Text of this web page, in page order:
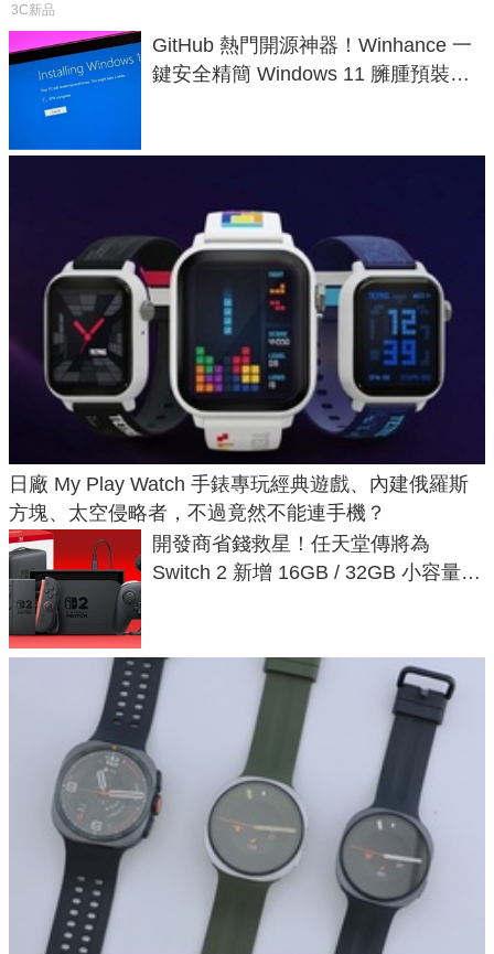
3C新品
GitHub 熱門開源神器！Winhance 一
鍵安全精簡 Windows 11 臃腫預裝軟
日廠 My Play Watch 手錶專玩經典遊戲、內建俄羅斯
方塊、太空侵略者，不過竟然不能連手機？
開發商省錢救星！任天堂傳將為
Switch 2 新增 16GB / 32GB 小容量遊